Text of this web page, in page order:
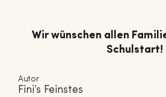
Wir wünschen allen
Schulstart!
Autor
Fini’s Feinstes